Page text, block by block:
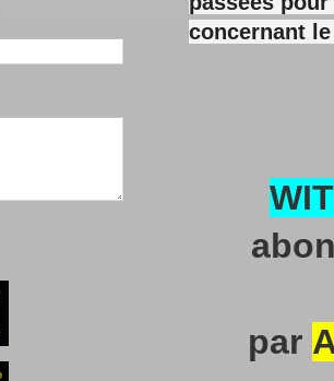
concernant
par